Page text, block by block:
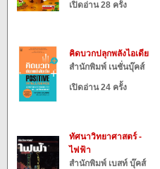
เปิดอ่าน 28 ครั้ง
คิดบวกปลุกพลังไอเดีย
สำนักพิมพ์ เนชั่นบุ๊คส์
เปิดอ่าน 24 ครั้ง
ทัศนาวิทยาศาสตร์ -
ไฟฟ้า
สำนักพิมพ์ เบสท์ บุ๊คส์